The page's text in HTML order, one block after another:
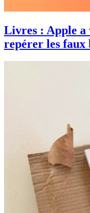
Livres : Apple a
repérer les faux